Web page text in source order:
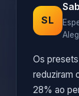
SL
Os
reduziram
28% ao